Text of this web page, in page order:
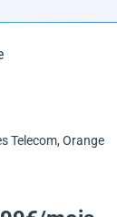
Telecom, Orange